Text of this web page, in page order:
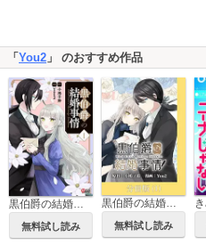
「You2 」 のおすすめ作品
黒伯爵の結婚事情
無料試し読み
黒伯爵の結婚事情【分冊版】
無料試し読み